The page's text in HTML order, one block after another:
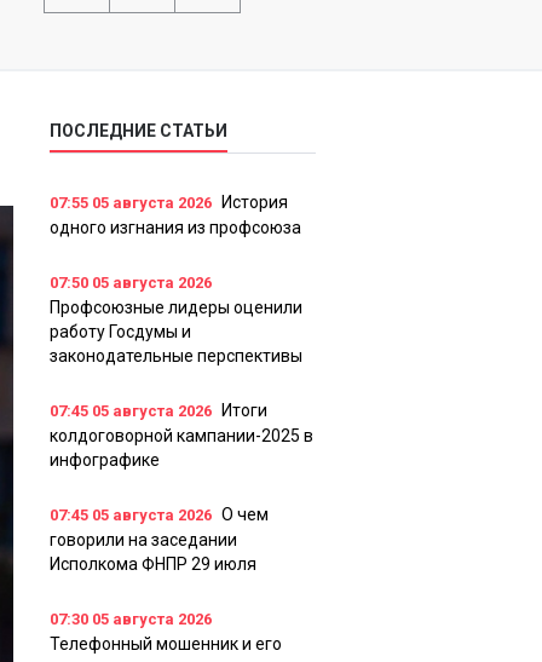
ПОСЛЕДНИЕ СТАТЬИ
07:55 05 августа 2026
История
одного изгнания из профсоюза
07:50 05 августа 2026
Профсоюзные лидеры оценили
работу Госдумы и
законодательные перспективы
07:45 05 августа 2026
Итоги
колдоговорной кампании-2025 в
инфографике
07:45 05 августа 2026 О чем
говорили на заседании
Исполкома ФНПР 29 июля
07:30 05 августа 2026
Телефонный мошенник и его